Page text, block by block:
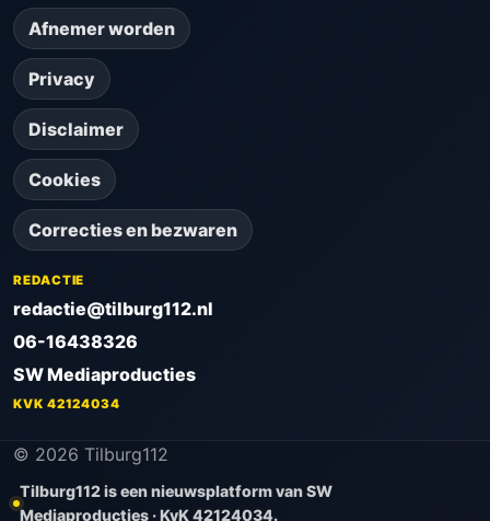
Afnemer worden
Privacy
Disclaimer
Cookies
Correcties en bezwaren
REDACTIE
redactie@tilburg112.nl
06-16438326
SW Mediaproducties
KVK 42124034
© 2026 Tilburg112
Tilburg112 is een nieuwsplatform van SW
Mediaproducties · KvK 42124034.